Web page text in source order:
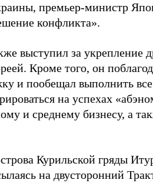
премьер-министр
конфликта».
выступил за укрепление
Кроме того, он
и пообещал выполнить
на успехах
и среднему бизнесу, а
Курильской гряды
на двусторонний